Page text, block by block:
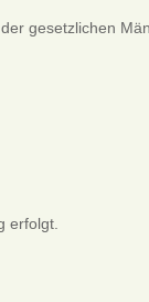
gesetzlichen
erfolgt.